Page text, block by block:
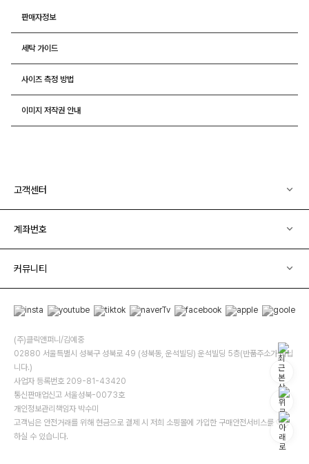
판매자정보
세탁 가이드
사이즈 측정 방법
이미지 저작권 안내
고객센터
계좌번호
커뮤니티
(주)클릭앤퍼니/김예중
02880 서울특별시 성북구 성북로 49 (성북동, 운석빌딩) 운석빌딩 5층(반품주소가 아닙
니다.)
사업자 등록번호 209-81-43420
통신판매업신고 서울성북-0073호
개인정보관리책임자 박수미
고객님은 안전거래를 위해 현금으로 결제 시 저희 소핑몰에 가입한 구매안전서비스를 이용
하실 수 있습니다.